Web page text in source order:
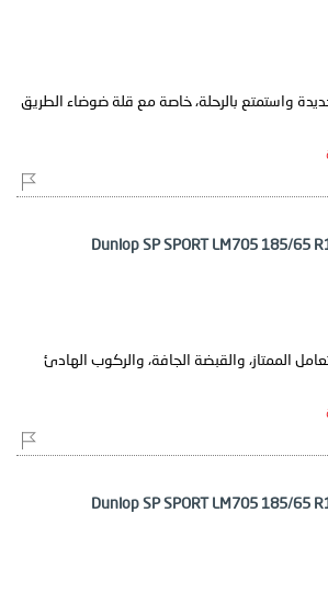
واستمتع بالرحلة، خاصة مع قلة ضوضاء الطريق
الممتاز، والقبضة الجافة، والركوب الهادئ